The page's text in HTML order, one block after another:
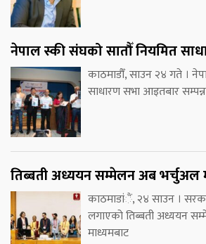
नेपाल स्की संघको सातौँ नियमित
काठमाडौँ, साउन २४ गते ।
साधारण सभा आइतबार
तिब्बती अध्ययन सम्मेलन अब भर्चुअल
काठमाडांैं, २४ साउन ।
लगाएको तिब्बती अध्ययन
माध्यमबाट